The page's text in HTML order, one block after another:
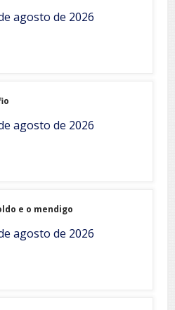
agosto de 2026
agosto de 2026
e o mendigo
agosto de 2026